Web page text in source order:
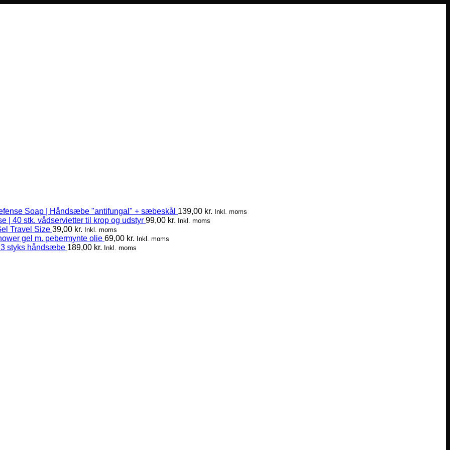
Soap | Håndsæbe "antifungal" + sæbeskål 139,00 kr. Inkl. moms
| 40 stk. vådservietter til krop og udstyr 99,00 kr. Inkl. moms
Travel Size 39,00 kr. Inkl. moms
gel m. pebermynte olie 69,00 kr. Inkl. moms
styks håndsæbe 189,00 kr. Inkl. moms